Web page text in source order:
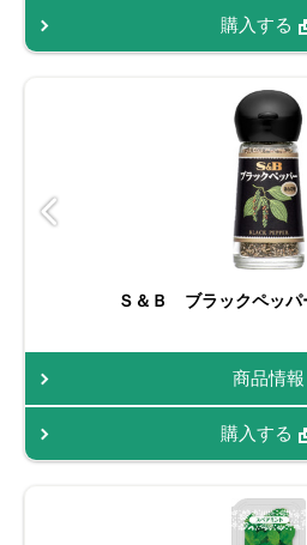
購入する
Ｓ＆Ｂ ブラックペッパ
商品情報
購入する